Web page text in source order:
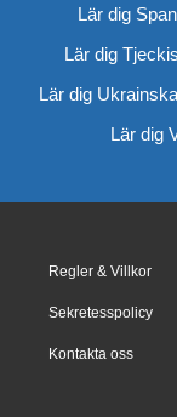
Lär dig
Lär dig
Lär dig Ukrainska
Lär dig
Regler & Villkor
Sekretesspolicy
Kontakta oss